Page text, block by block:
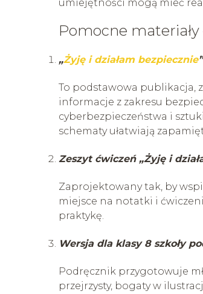
umiejętności mogą mieć
Pomocne
„Żyję i działam bezpiecznie
To podstawowa publikacja,
informacje z zakresu
cyberbezpieczeństwa i
schematy ułatwiają
Zeszyt ćwiczeń „Żyję i
Zaprojektowany tak, by
miejsce na notatki i
praktykę.
Wersja dla klasy 8 szkoły
Podręcznik przygotowuje
przejrzysty, bogaty w